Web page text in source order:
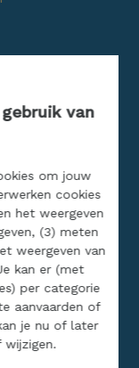
van
om jouw
cookies
het weergeven
(3) meten
weergeven van
kan er (met
per categorie
aanvaarden of
je nu of later
wijzigen.